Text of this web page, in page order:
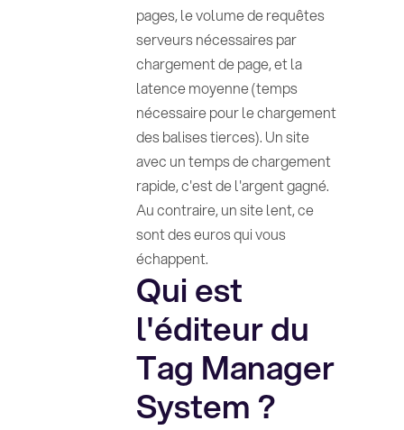
pages, le volume de requêtes
serveurs nécessaires par
chargement de page, et la
latence moyenne (temps
nécessaire pour le chargement
des balises tierces). Un site
avec un temps de chargement
rapide, c'est de l'argent gagné.
Au contraire, un site lent, ce
sont des euros qui vous
échappent.
Qui est
l'éditeur du
Tag Manager
System ?